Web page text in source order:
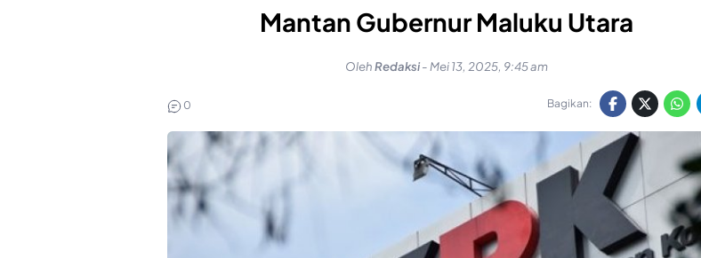
Mantan Gubernur Maluku Utara
OlehRedaksi- Mei 13, 2025, 9:45 am
0 Bagikan: